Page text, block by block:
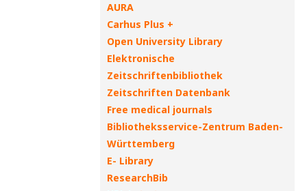
AURA
Carhus Plus +
Open University Library
Elektronische
Zeitschriftenbibliothek
Zeitschriften Datenbank
Free medical journals
Bibliotheksservice-Zentrum Baden-
Württemberg
E- Library
ResearchBib